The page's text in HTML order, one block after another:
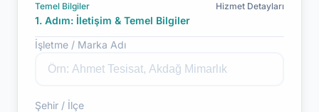
Temel Bilgiler Hizmet Detayları
1. Adım: İletişim & Temel Bilgiler
İşletme / Marka Adı
Şehir / İlçe